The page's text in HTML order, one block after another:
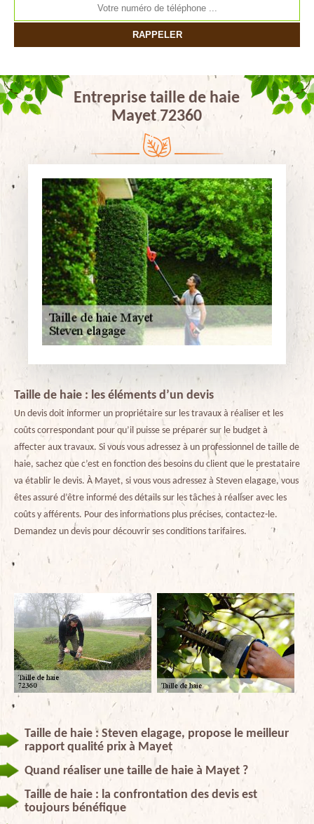
Entreprise taille de haie
Mayet 72360
Taille de haie : les éléments d’un devis
Un devis doit informer un propriétaire sur les travaux à réaliser et les
coûts correspondant pour qu’il puisse se préparer sur le budget à
affecter aux travaux. Si vous vous adressez à un professionnel de taille de
haie, sachez que c’est en fonction des besoins du client que le prestataire
va établir le devis. À Mayet, si vous vous adressez à Steven elagage, vous
êtes assuré d’être informé des détails sur les tâches à réaliser avec les
coûts y afférents. Pour des informations plus précises, contactez-le.
Demandez un devis pour découvrir ses conditions tarifaires.
Taille de haie : Steven elagage, propose le meilleur
rapport qualité prix à Mayet
Quand réaliser une taille de haie à Mayet ?
Taille de haie : la confrontation des devis est
toujours bénéfique